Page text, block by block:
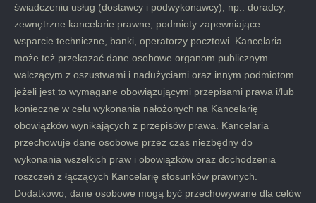
świadczeniu usług (dostawcy i podwykonawcy), np.: doradcy,
zewnętrzne kancelarie prawne, podmioty zapewniające
wsparcie techniczne, banki, operatorzy pocztowi. Kancelaria
może też przekazać dane osobowe organom publicznym
walczącym z oszustwami i nadużyciami oraz innym podmiotom
jeżeli jest to wymagane obowiązującymi przepisami prawa i/lub
konieczne w celu wykonania nałożonych na Kancelarię
obowiązków wynikających z przepisów prawa. Kancelaria
przechowuje dane osobowe przez czas niezbędny do
wykonania wszelkich praw i obowiązków oraz dochodzenia
roszczeń z łączących Kancelarię stosunków prawnych.
Dodatkowo, dane osobowe mogą być przechowywane dla celów